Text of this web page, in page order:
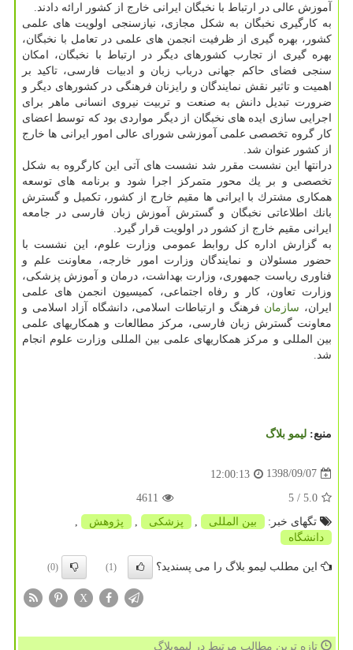
آموزش عالی در ارتباط با نخبگان ایرانی خارج از كشور ارائه دادند.
به كارگیری نخبگان به شكل مجازی، نیازسنجی اولویت های علمی
كشور، بهره گیری از ظرفیت انجمن های علمی در تعامل با نخبگان،
بهره گیری از تجارب كشورهای دیگر در ارتباط با نخبگان، امكان
سنجی فضای حاكم جهانی درباب زبان و ادبیات فارسی، تاكید بر
اهمیت و تاثیر نقش نمایندگان و رایزنان فرهنگی در كشورهای دیگر و
ضرورت تبدیل دانش به صنعت و تربیت نیروی انسانی ماهر برای
اجرایی سازی ایده های نخبگان از دیگر مواردی بود كه توسط اعضای
كار گروه تخصصی علمی آموزشی شورای عالی امور ایرانی ها خارج
از كشور عنوان شد.
درانتها این نشست مقرر شد نشست های آتی این كارگروه به شكل
تخصصی و بر یك محور متمركز اجرا شود و برنامه های توسعه
همكاری مشترك با ایرانی ها مقیم خارج از كشور، تكمیل و گسترش
بانك اطلاعاتی نخبگان و گسترش آموزش زبان فارسی در جامعه
ایرانی مقیم خارج از كشور در اولویت قرار گیرد.
به گزارش اداره كل روابط عمومی وزارت علوم، این نشست با
حضور مسئولان و نمایندگان وزارت امور خارجه، معاونت علم و
فناوری ریاست جمهوری، وزارت بهداشت، درمان و آموزش پزشكی،
وزارت تعاون، كار و رفاه اجتماعی، كمیسیون انجمن های علمی
ایران، سازمان فرهنگ و ارتباطات اسلامی، دانشگاه آزاد اسلامی و
معاونت گسترش زبان فارسی، مركز مطالعات و همكاریهای علمی
بین المللی و مركز همكاریهای علمی بین المللی وزارت علوم انجام
شد.
منبع: لیمو بلاگ
1398/09/07
12:00:13
5.0
/ 5
4611
تگهای خبر:
بین المللی پزشكی پژوهش
دانشگاه
این مطلب لیمو بلاگ را می پسندید؟ (1)
(0)
X
تازه ترین مطالب مرتبط در لیموبلاگ